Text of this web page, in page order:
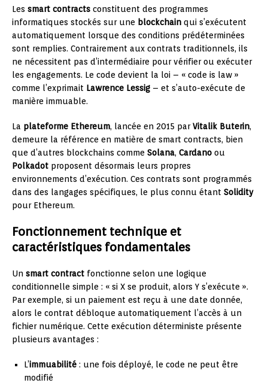
Les smart contracts constituent des programmes
informatiques stockés sur une blockchain qui s’exécutent
automatiquement lorsque des conditions prédéterminées
sont remplies. Contrairement aux contrats traditionnels, ils
ne nécessitent pas d’intermédiaire pour vérifier ou exécuter
les engagements. Le code devient la loi – « code is law »
comme l’exprimait Lawrence Lessig – et s’auto-exécute de
manière immuable.
La plateforme Ethereum, lancée en 2015 parVitalik Buterin,
demeure la référence en matière de smart contracts, bien
que d’autres blockchains comme Solana, Cardano ou
Polkadot proposent désormais leurs propres
environnements d’exécution. Ces contrats sont programmés
dans des langages spécifiques, le plus connu étant Solidity
pour Ethereum.
Fonctionnement technique et
caractéristiques fondamentales
Un smart contract fonctionne selon une logique
conditionnelle simple : « si X se produit, alors Y s’exécute ».
Par exemple, si un paiement est reçu à une date donnée,
alors le contrat débloque automatiquement l’accès à un
fichier numérique. Cette exécution déterministe présente
plusieurs avantages :
L’immuabilité : une fois déployé, le code ne peut être
modifié